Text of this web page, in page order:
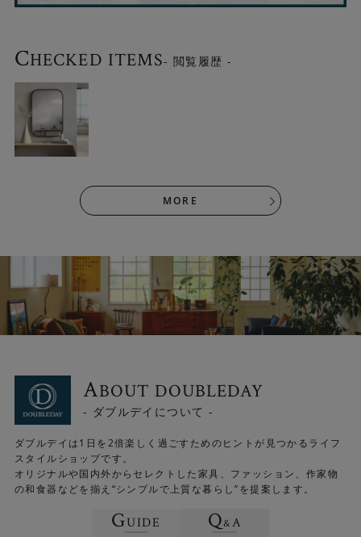
CHECKED ITEMS- 閲覧履歴 -
MORE
ABOUT DOUBLEDAY
- ダブルデイについて -
ダブルデイは1日を2倍楽しく過ごすためのヒントが見つかるライフ
スタイルショップです。
オリジナルや国内外からセレクトした家具、ファッション、作家物
の和食器などを揃え“シンプルで上質な暮らし”を提案します。
GUIDE Q&A